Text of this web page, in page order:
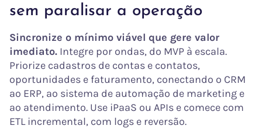
sem paralisar a operação
Sincronize o mínimo viável que gere valor
imediato. Integre por ondas, do MVP à escala.
Priorize cadastros de contas e contatos,
oportunidades e faturamento, conectando o CRM
ao ERP, ao sistema de automação de marketing e
ao atendimento. Use iPaaS ou APIs e comece com
ETL incremental, com logs e reversão.